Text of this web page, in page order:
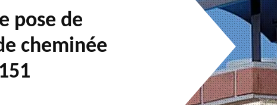
pose de
cheminée